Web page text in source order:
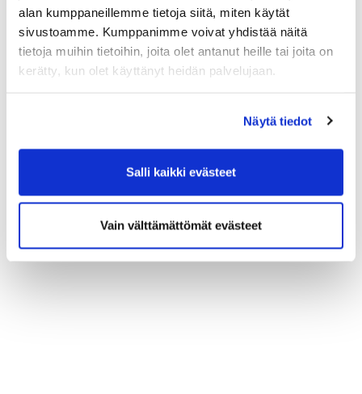
alan kumppaneillemme tietoja siitä, miten käytät
sivustoamme. Kumppanimme voivat yhdistää näitä
tietoja muihin tietoihin, joita olet antanut heille tai joita on
kerätty, kun olet käyttänyt heidän palvelujaan.
Näytä tiedot
Salli kaikki evästeet
Vain välttämättömät evästeet